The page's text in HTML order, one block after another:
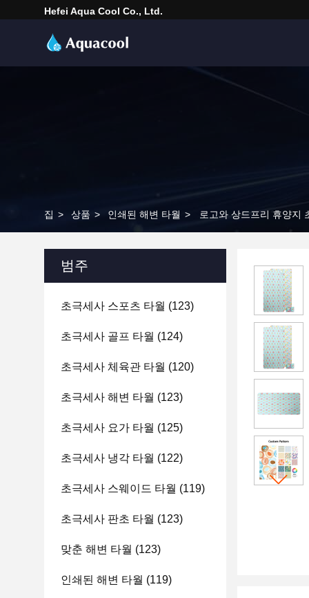
Hefei Aqua Cool Co., Ltd.
집 > 상품 > 인쇄된 해변 타월 > 로고와 상드프리 휴양지
범주
초극세사 스포츠 타월 (123)
초극세사 골프 타월 (124)
초극세사 체육관 타월 (120)
초극세사 해변 타월 (123)
초극세사 요가 타월 (125)
초극세사 냉각 타월 (122)
초극세사 스웨이드 타월 (119)
초극세사 판초 타월 (123)
맞춘 해변 타월 (123)
인쇄된 해변 타월 (119)